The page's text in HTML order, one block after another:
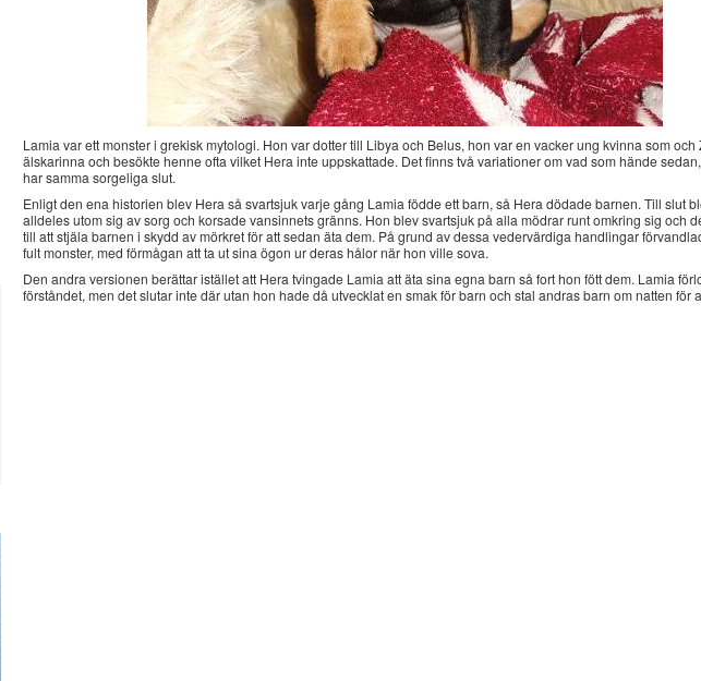
Lamia var ett monster i grekisk mytologi. Hon var dotter till Libya och Belus, hon var en vacker ung kvinna som och
älskarinna och besökte henne ofta vilket Hera inte uppskattade. Det finns två variationer om vad som hände
har samma sorgeliga slut.
Enligt den ena historien blev Hera så svartsjuk varje gång Lamia födde ett barn, så Hera dödade barnen. Till slut
alldeles utom sig av sorg och korsade vansinnets gränns. Hon blev svartsjuk på alla mödrar runt omkring sig och
till att stjäla barnen i skydd av mörkret för att sedan äta dem. På grund av dessa vedervärdiga handlingar
fult monster, med förmågan att ta ut sina ögon ur deras hålor när hon ville sova.
Den andra versionen berättar istället att Hera tvingade Lamia att äta sina egna barn så fort hon fött dem. Lamia
förståndet, men det slutar inte där utan hon hade då utvecklat en smak för barn och stal andras barn om natten för